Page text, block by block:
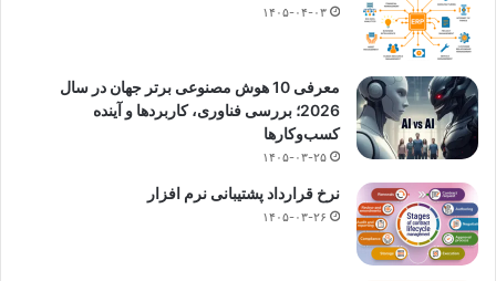
۱۴۰۵-۰۴-۰۳
معرفی 10 هوش مصنوعی برتر جهان در سال
2026؛ بررسی فناوری، کاربردها و آینده
کسب‌وکارها
۱۴۰۵-۰۳-۲۵
نرخ قرارداد پشتیبانی نرم افزار
۱۴۰۵-۰۳-۲۶